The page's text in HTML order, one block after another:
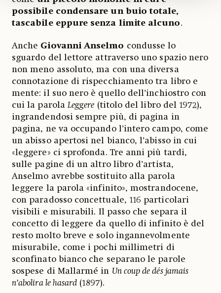
possibile condensare un buio totale,
tascabile eppure senza limite alcuno.
Anche Giovanni Anselmo condusse lo
sguardo del lettore attraverso uno spazio nero
non meno assoluto, ma con una diversa
connotazione di rispecchiamento tra libro e
mente: il suo nero è quello dell’inchiostro con
cui la parolaLeggere (titolo del libro del 1972),
ingrandendosi sempre più, di pagina in
pagina, ne va occupando l’intero campo, come
un abisso apertosi nel bianco, l’abisso in cui
«leggere» ci sprofonda. Tre anni più tardi,
sulle pagine di un altro libro d’artista,
Anselmo avrebbe sostituito alla parola
leggere la parola «infinito», mostrandocene,
con paradosso concettuale, 116 particolari
visibili e misurabili. Il passo che separa il
concetto di leggere da quello di infinito è del
resto molto breve e solo ingannevolmente
misurabile, come i pochi millimetri di
sconfinato bianco che separano le parole
sospese di Mallarmé in Un coup de dés jamais
n’abolira le hasard (1897).